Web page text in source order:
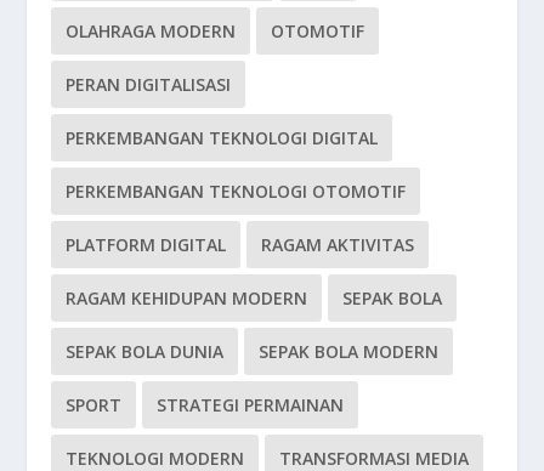
OLAHRAGA MODERN OTOMOTIF
PERAN DIGITALISASI
PERKEMBANGAN TEKNOLOGI DIGITAL
PERKEMBANGAN TEKNOLOGI OTOMOTIF
PLATFORM DIGITAL RAGAM AKTIVITAS
RAGAM KEHIDUPAN MODERN SEPAK BOLA
SEPAK BOLA DUNIA SEPAK BOLA MODERN
SPORT STRATEGI PERMAINAN
TEKNOLOGI MODERN TRANSFORMASI MEDIA